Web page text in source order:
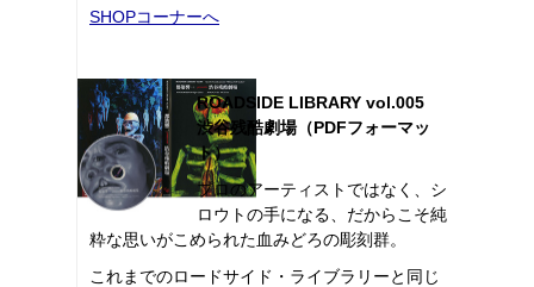
SHOPコーナーへ
ROADSIDE LIBRARY vol.005
渋谷残酷劇場（PDFフォーマッ
ト）
プロのアーティストではなく、シ
ロウトの手になる、だからこそ純
粋な思いがこめられた血みどろの彫刻群。
これまでのロードサイド・ライブラリーと同じ